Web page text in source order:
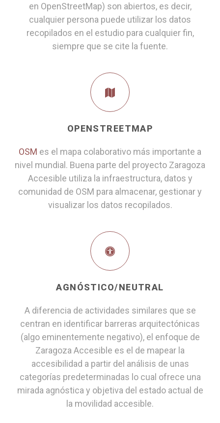
en OpenStreetMap) son abiertos, es decir,
cualquier persona puede utilizar los datos
recopilados en el estudio para cualquier fin,
siempre que se cite la fuente.
OPENSTREETMAP
OSM es el mapa colaborativo más importante a
nivel mundial. Buena parte del proyecto Zaragoza
Accesible utiliza la infraestructura, datos y
comunidad de OSM para almacenar, gestionar y
visualizar los datos recopilados.
AGNÓSTICO/NEUTRAL
A diferencia de actividades similares que se
centran en identificar barreras arquitectónicas
(algo eminentemente negativo), el enfoque de
Zaragoza Accesible es el de mapear la
accesibilidad a partir del análisis de unas
categorías predeterminadas lo cual ofrece una
mirada agnóstica y objetiva del estado actual de
la movilidad accesible.